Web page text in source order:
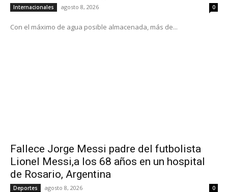
Internacionales agosto 8, 2026 0
Con el máximo de agua posible almacenada, más de...
Fallece Jorge Messi padre del futbolista
Lionel Messi,a los 68 años en un hospital
de Rosario, Argentina
Deportes agosto 8, 2026 0